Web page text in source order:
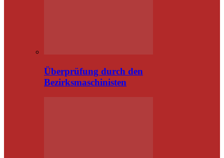
Überprüfung durch den
Bezirksmaschinisten